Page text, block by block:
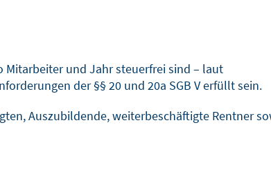
Mitarbeiter und Jahr steuerfrei sind – laut
der §§ 20 und 20a SGB V erfüllt sein.
Auszubildende, weiterbeschäftigte Rentner